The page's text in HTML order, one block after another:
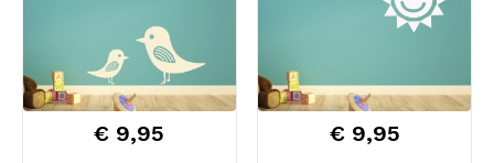
€ 9,95 € 9,95